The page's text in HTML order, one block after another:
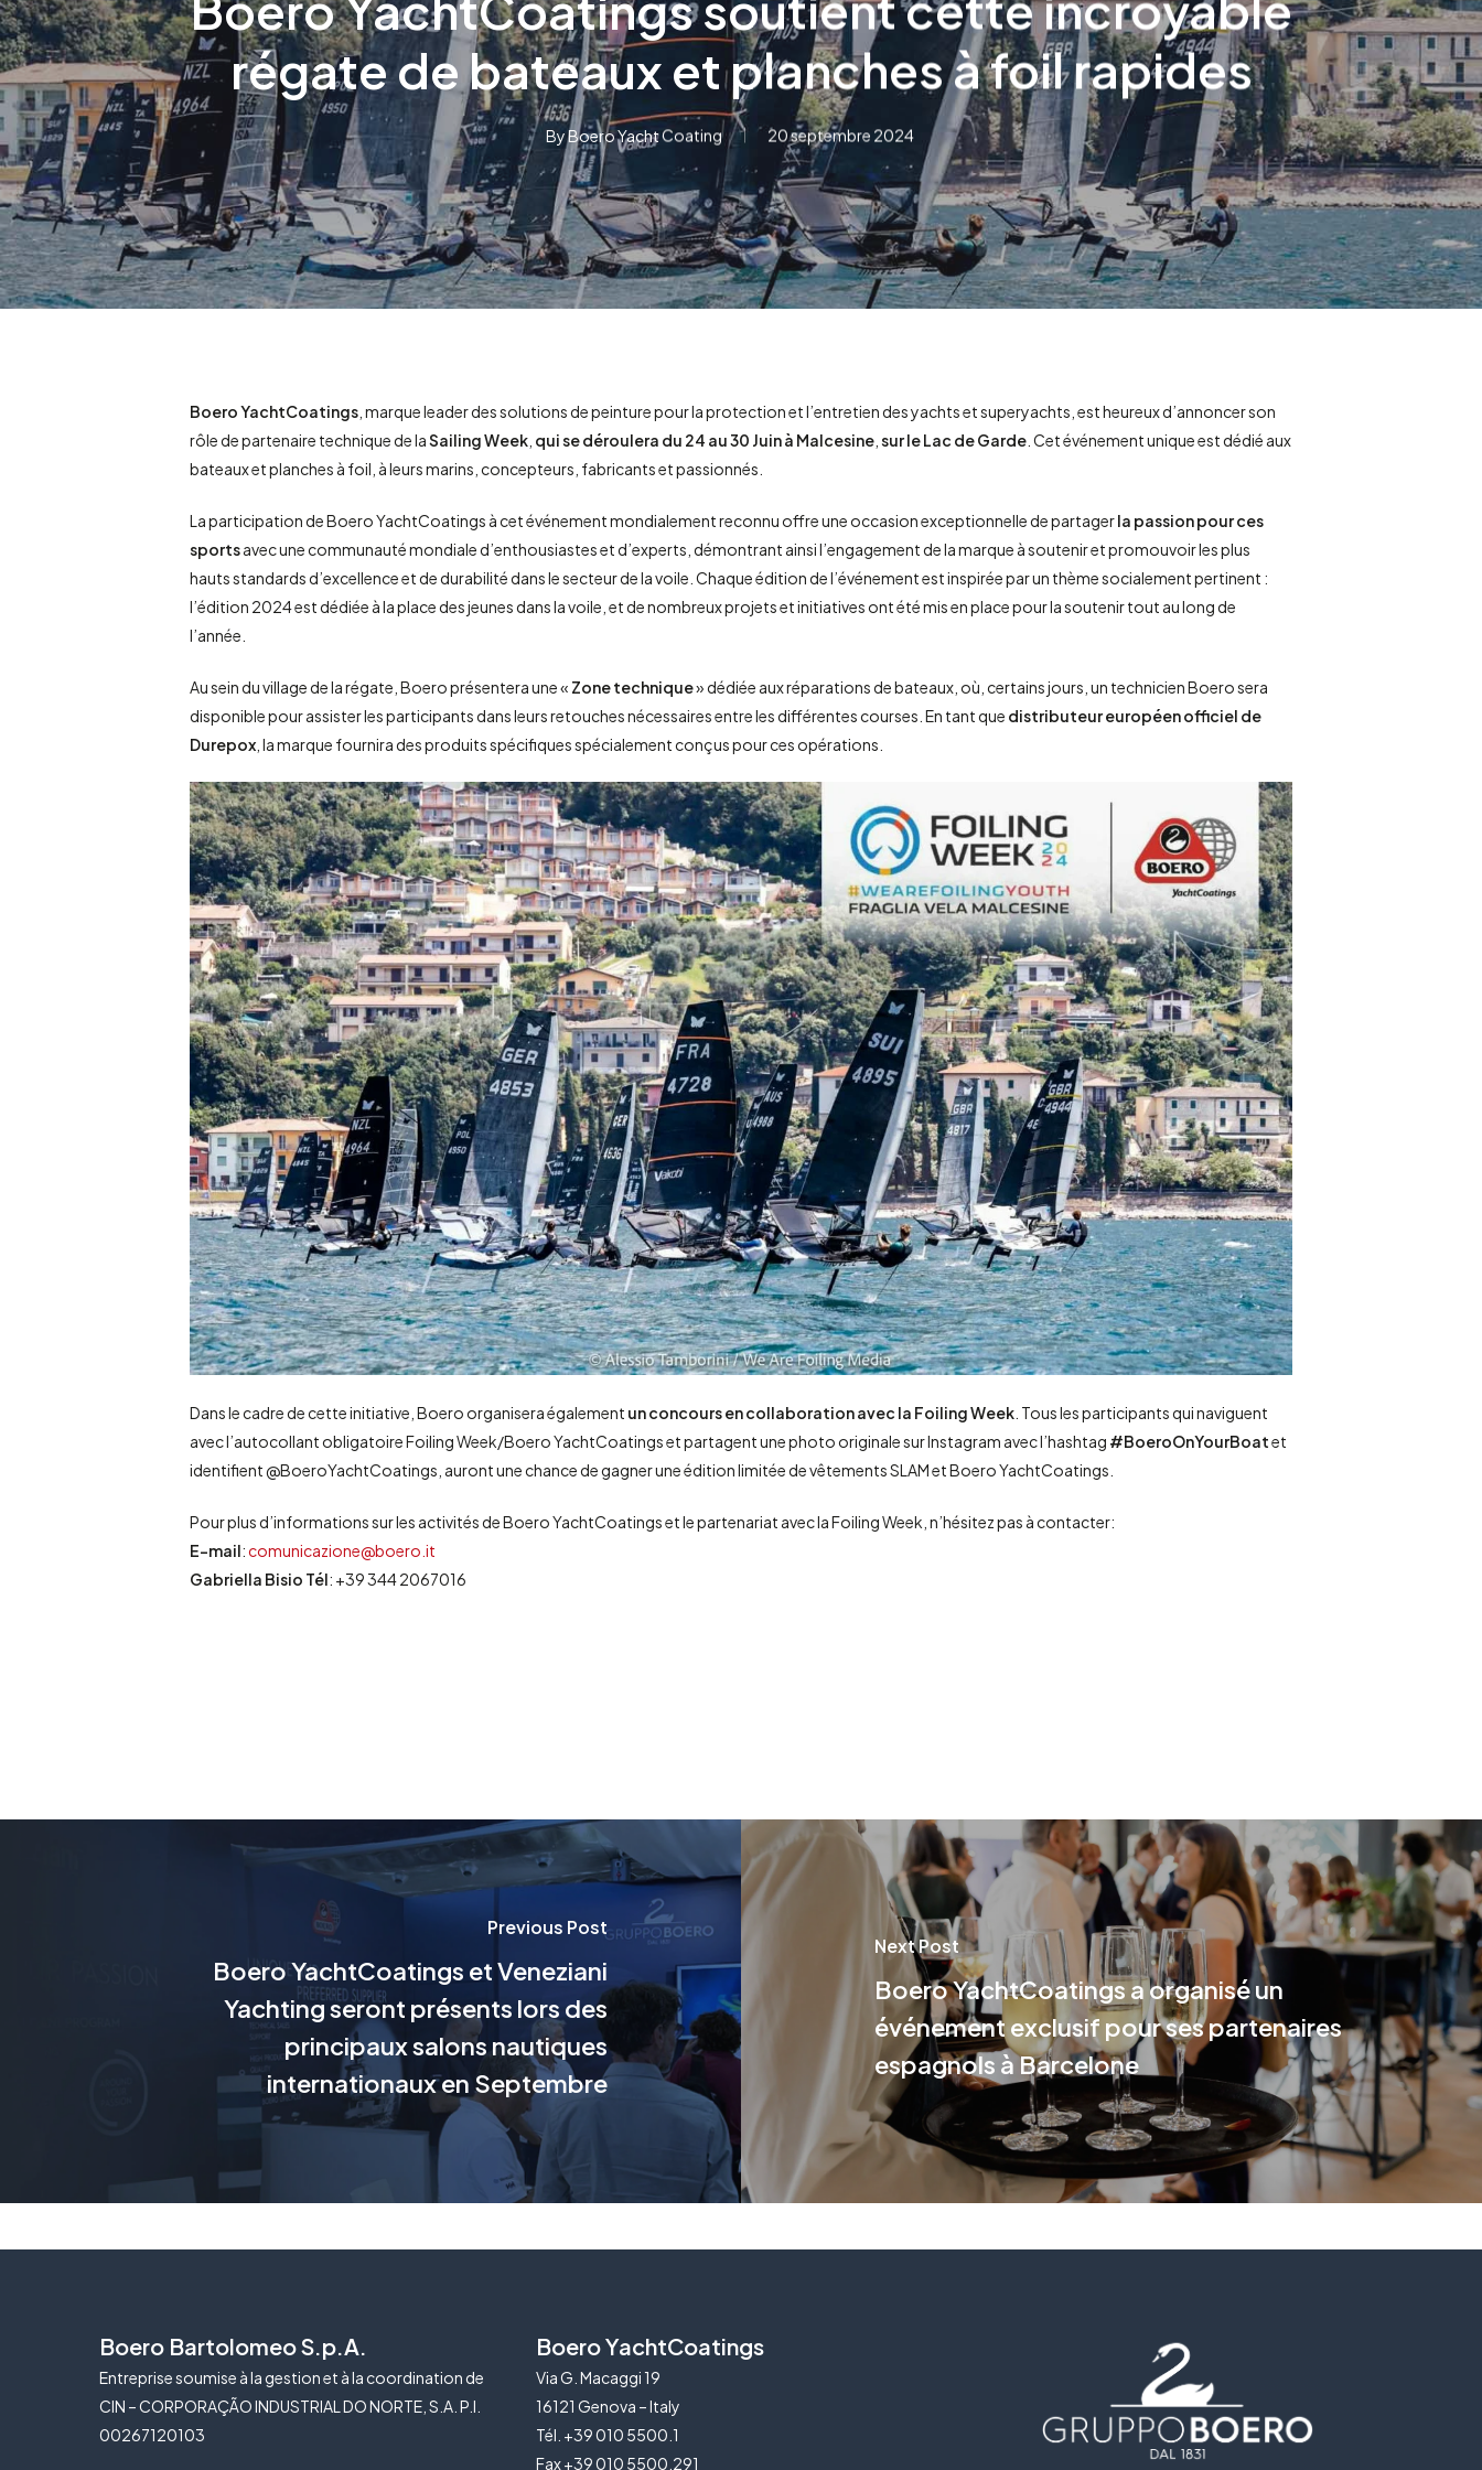
Appuyez sur Entrée pour rechercher ou sur ESC pour fermer.
régate de bateaux et planches à foil rapides
ByBoero Yacht Coating 20 septembre 2024
Boero YachtCoatings , marque leader des solutions de peinture pour la protection et l’entretien des yachts et superyachts, est heureux d’annoncer son
rôle de partenaire technique de laSailing Week qui se déroulera du 24 au 30 Juin à Malcesine ,sur le Lac de Garde . Cet événement unique est dédié aux
bateaux et planches à foil, à leurs marins, concepteurs, fabricants et passionnés.
La participation de Boero YachtCoatings à cet événement mondialement reconnu offre une occasion exceptionnelle de partagerla passion pour ces
sportsavec une communauté mondiale d’enthousiastes et d’experts, démontrant ainsi l’engagement de la marque à soutenir et promouvoir les plus
hauts standards d’excellence et de durabilité dans le secteur de la voile. Chaque édition de l’événement est inspirée par un thème socialement pertinent :
l’édition 2024 est dédiée à la place des jeunes dans la voile, et de nombreux projets et initiatives ont été mis en place pour la soutenir tout au long de
l’année.
Au sein du village de la régate, Boero présentera une « Zone technique» dédiée aux réparations de bateaux, où, certains jours, un technicien Boero sera
disponible pour assister les participants dans leurs retouches nécessaires entre les différentes courses. En tant que distributeur européen officiel de
Durepox , la marque fournira des produits spécifiques spécialement conçus pour ces opérations.
Dans le cadre de cette initiative, Boero organisera également un concours en collaboration avec la Foiling Week . Tous les participants qui naviguent
avec l’autocollant obligatoire Foiling Week/Boero YachtCoatings et partagent une photo originale sur Instagram avec l’hashtag #BoeroOnYourBoatet
identifient @BoeroYachtCoatings, auront une chance de gagner une édition limitée de vêtements SLAM et Boero YachtCoatings.
Pour plus d’informations sur les activités de Boero YachtCoatings et le partenariat avec la Foiling Week, n’hésitez pas à contacter:
E-mail:comunicazione@boero.it
Gabriella Bisio Tél: +39 344 2067016
Previous Post
Boero YachtCoatings et Veneziani
Yachting seront présents lors des
principaux salons nautiques
internationaux en Septembre
Next Post
Boero YachtCoatings a organisé un
événement exclusif pour ses partenaires
espagnols à Barcelone
Boero Bartolomeo S.p.A.
Entreprise soumise à la gestion et à la coordination de
CIN – CORPORAÇÃO INDUSTRIAL DO NORTE, S.A. P.I.
00267120103
Boero YachtCoatings
Via G. Macaggi 19
16121 Genova – Italy
Tél. +39 010 5500.1
Fax +39 010 5500.291